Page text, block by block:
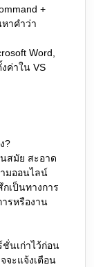
+
าคำว่า
Word,
ค่าใน VS
?
สมัย สะอาด
มออนไลน์
เป็นทางการ
ารหรืองาน
นเก่าไว้ก่อน
จะแจ้งเตือน